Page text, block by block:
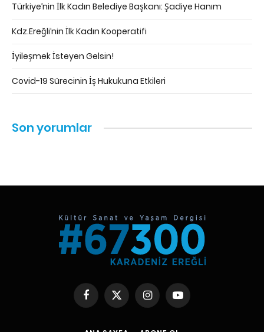
Türkiye’nin İlk Kadın Belediye Başkanı: Şadiye Hanım
Kdz.Ereğli’nin İlk Kadın Kooperatifi
İyileşmek İsteyen Gelsin!
Covid-19 Sürecinin İş Hukukuna Etkileri
Son yorumlar
Facebook
X
(Twitter)
InstagramYouTube